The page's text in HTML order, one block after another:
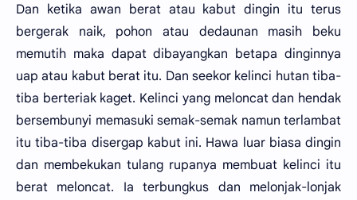
Dan ketika awan berat atau kabut dingin itu terus
bergerak naik, pohon atau dedaunan masih beku
memutih maka dapat dibayangkan betapa dinginnya
uap atau kabut berat itu. Dan seekor kelinci hutan tiba-
tiba berteriak kaget. Kelinci yang meloncat dan hendak
bersembunyi memasuki semak-semak namun terlambat
itu tiba-tiba disergap kabut ini. Hawa luar biasa dingin
dan membekukan tulang rupanya membuat kelinci itu
berat meloncat. Ia terbungkus dan melonjak-lonjak